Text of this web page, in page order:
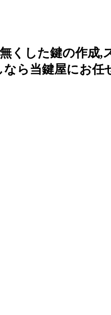
くした鍵の作成,
ら当鍵屋にお任